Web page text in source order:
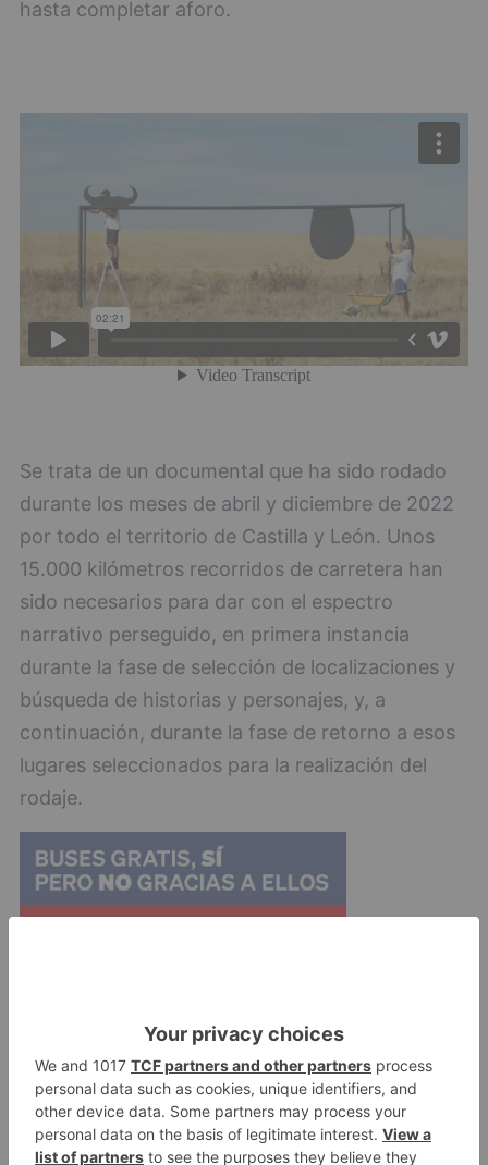
hasta completar aforo.
Se trata de un documental que ha sido rodado
durante los meses de abril y diciembre de 2022
por todo el territorio de Castilla y León. Unos
15.000 kilómetros recorridos de carretera han
sido necesarios para dar con el espectro
narrativo perseguido, en primera instancia
durante la fase de selección de localizaciones y
búsqueda de historias y personajes, y, a
continuación, durante la fase de retorno a esos
lugares seleccionados para la realización del
rodaje.
El resultado final del trabajo es un largometraje